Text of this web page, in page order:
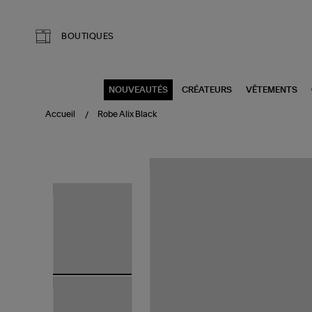
BOUTIQUES
NOUVEAUTÉS CRÉATEURS VÊTEMENTS
Accueil Robe Alix Black